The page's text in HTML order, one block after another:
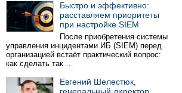
Быстро и эффективно:
расставляем приоритеты
при настройке SIEM
После приобретения системы
управления инцидентами ИБ (SIEM) перед
организацией встаёт практический вопрос:
как сделать так …
Евгений Шелестюк,